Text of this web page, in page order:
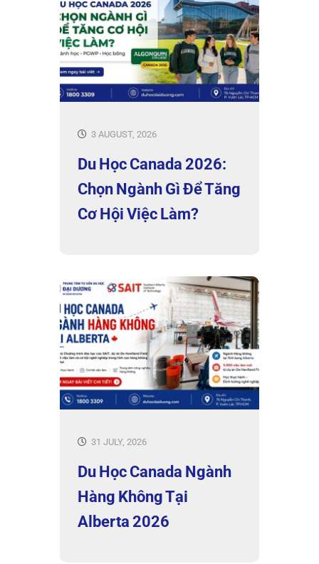
3 AUGUST, 2026
Du Học Canada 2026:
Chọn Ngành Gì Để Tăng
Cơ Hội Việc Làm?
31 JULY, 2026
Du Học Canada Ngành
Hàng Không Tại
Alberta 2026